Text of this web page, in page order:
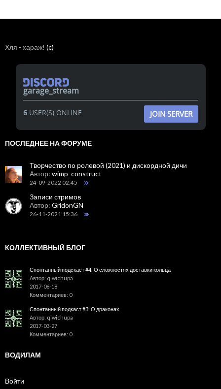
Хля - хараж! (c)
garage_stream
6USER(S) ONLINE JOIN SERVER
ПОСЛЕДНЕЕ НА ФОРУМЕ
Творчество по ролевой (2021) и дискордной дичи
Автор: wimp_construct
24-09-2022 02:45
Записи стримов
Автор: GridonGN
26-11-2021 15:36
КОЛЛЕКТИВНЫЙ БЛОГ
Спонтанный подскаст #4: О сложностях доставки кольца
Автор: qiwichupa
2017-06-18
Комментариев: 0
Спонтанный подкаст #3: О драконах
Автор: qiwichupa
2017-03-27
Комментариев: 0
ВОДИЛАМ
Войти